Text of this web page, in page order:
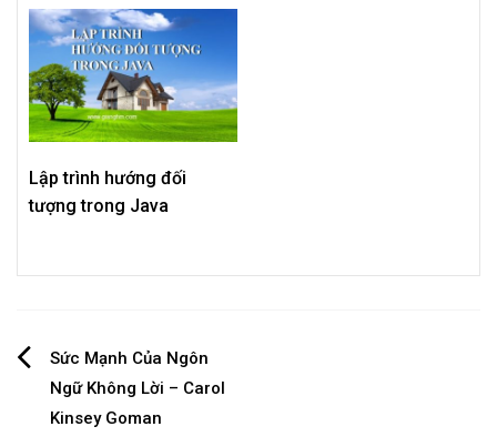
Lập trình hướng đối
tượng trong Java
Post
navigation
Sức Mạnh Của Ngôn
Ngữ Không Lời – Carol
Kinsey Goman